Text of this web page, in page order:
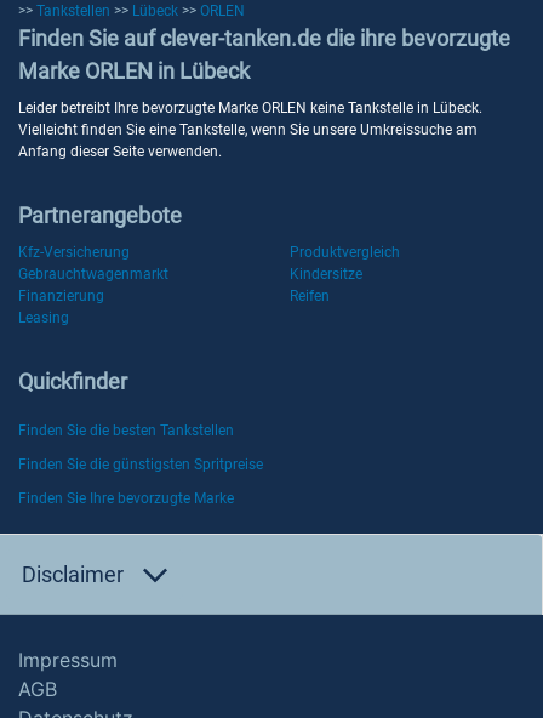
>> Tankstellen >> Lübeck >> ORLEN
Finden Sie auf clever-tanken.de die ihre bevorzugte
Marke ORLEN in Lübeck
Leider betreibt Ihre bevorzugte Marke ORLEN keine Tankstelle in Lübeck.
Vielleicht finden Sie eine Tankstelle, wenn Sie unsere Umkreissuche am
Anfang dieser Seite verwenden.
Partnerangebote
Kfz-Versicherung
Produktvergleich
Gebrauchtwagenmarkt
Kindersitze
Finanzierung
Reifen
Leasing
Quickfinder
Finden Sie die besten Tankstellen
Finden Sie die günstigsten Spritpreise
Finden Sie Ihre bevorzugte Marke
Disclaimer
Impressum
AGB